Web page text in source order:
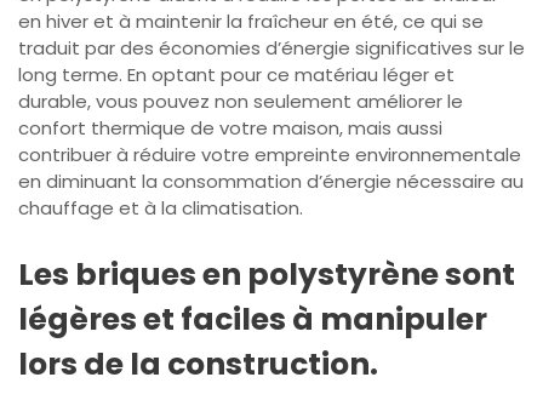
en hiver et à maintenir la fraîcheur en été, ce qui se
traduit par des économies d’énergie significatives sur le
long terme. En optant pour ce matériau léger et
durable, vous pouvez non seulement améliorer le
confort thermique de votre maison, mais aussi
contribuer à réduire votre empreinte environnementale
en diminuant la consommation d’énergie nécessaire au
chauffage et à la climatisation.
Les briques en polystyrène sont
légères et faciles à manipuler
lors de la construction.